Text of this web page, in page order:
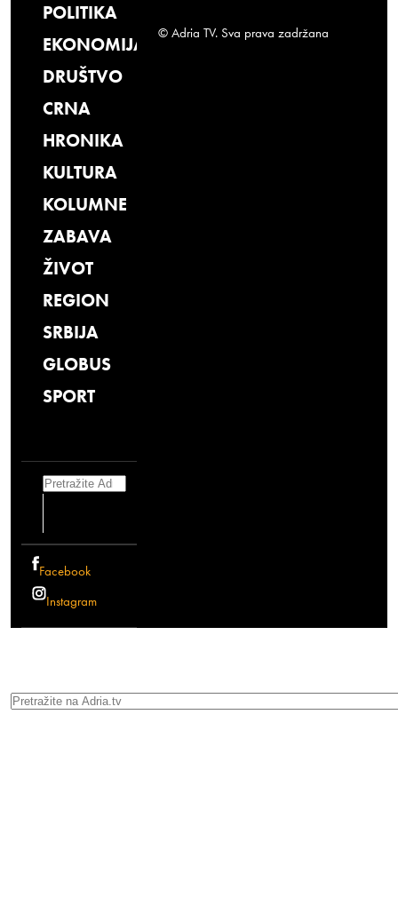
POLITIKA
EKONOMIJA
DRUŠTVO
CRNA
HRONIKA
KULTURA
KOLUMNE
ZABAVA
ŽIVOT
REGION
SRBIJA
GLOBUS
SPORT
Search
Facebook
Instagram
© Adria TV. Sva prava zadržana
Search